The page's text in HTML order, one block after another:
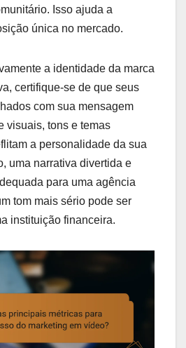
Isso ajuda a
única no mercado.
a identidade da marca
certifique-se de que seus
com sua mensagem
visuais, tons e temas
a personalidade da sua
uma narrativa divertida e
para uma agência
tom mais sério pode ser
instituição financeira.